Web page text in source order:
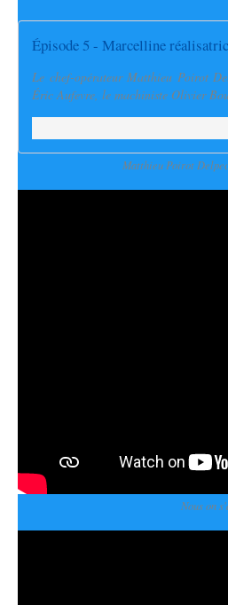
Épisode 5 - Marcelline
Le chef-opérateur Matthieu Poirot
Éric Aufevre, le machiniste Olivier
Matthieu Poirot
Nous on